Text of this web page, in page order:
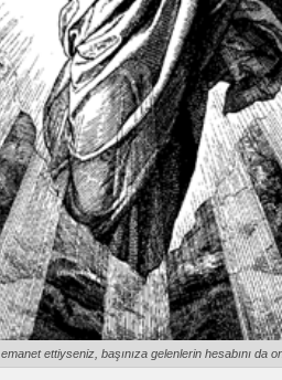
ettiyseniz, başınıza gelenlerin hesabını da